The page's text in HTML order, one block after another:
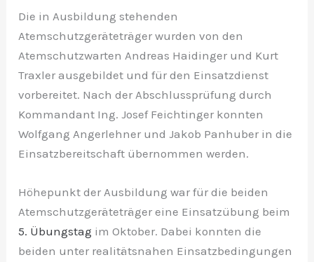
Die in Ausbildung stehenden
Atemschutzgeräteträger wurden von den
Atemschutzwarten Andreas Haidinger und Kurt
Traxler ausgebildet und für den Einsatzdienst
vorbereitet. Nach der Abschlussprüfung durch
Kommandant Ing. Josef Feichtinger konnten
Wolfgang Angerlehner und Jakob Panhuber in die
Einsatzbereitschaft übernommen werden.
Höhepunkt der Ausbildung war für die beiden
Atemschutzgeräteträger eine Einsatzübung beim
5. Übungstag im Oktober. Dabei konnten die
beiden unter realitätsnahen Einsatzbedingungen